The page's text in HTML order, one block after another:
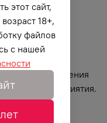
из велюровой
лишения зрения
яркости восприятия.
этот сайт,
18+,
файлов
с нашей